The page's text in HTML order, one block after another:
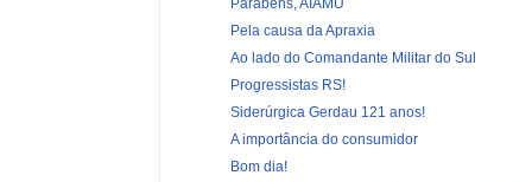
Pela causa da Apraxia
Ao lado do Comandante Militar do Sul
Progressistas RS!
Siderúrgica Gerdau 121 anos!
A importância do consumidor
Bom dia!